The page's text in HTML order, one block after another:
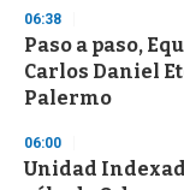
06:38
Paso a paso,
Carlos Daniel
Palermo
06:00
Unidad